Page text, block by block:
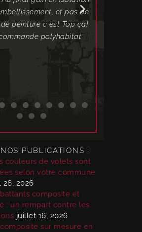
et pas de
peinture c est Top ça!
polyhabitat
PUBLICATIONS :
couleurs de volets sont
selon votre commune
26, 2026
composite et
: un rempart contre les
juillet 16, 2026
sur mesure en